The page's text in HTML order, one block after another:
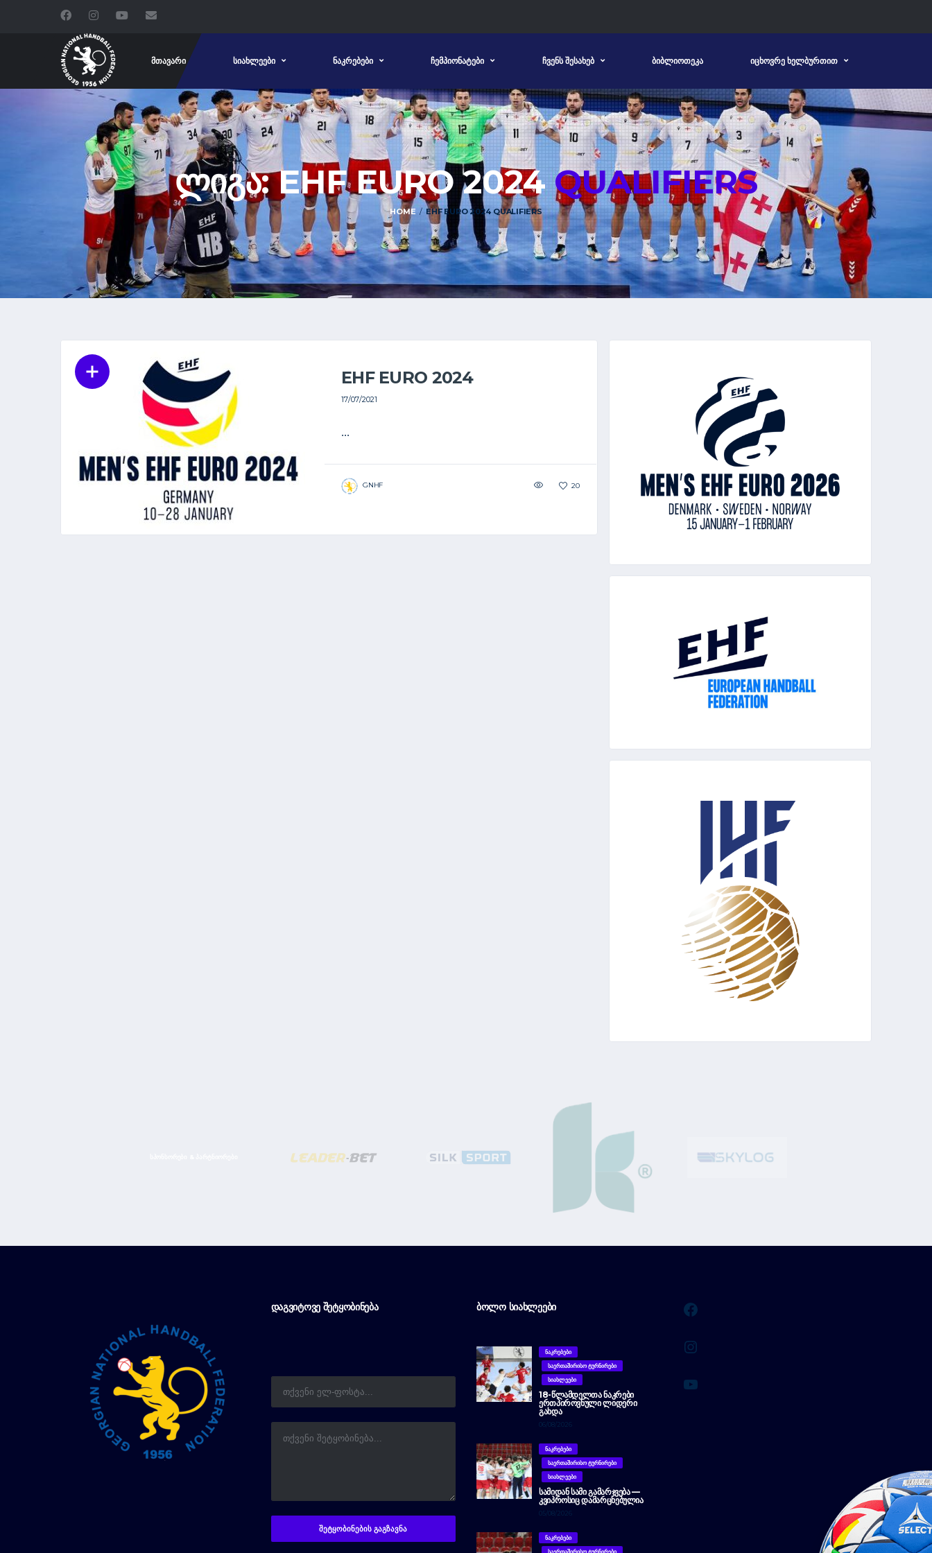
ᲛᲗᲐᲕᲐᲠᲘ ᲡᲘᲐᲮᲚᲔᲔᲑᲘ ᲜᲐᲙᲠᲔᲑᲔᲑᲘ ᲩᲔᲛᲞᲘᲝᲜᲐᲢᲔᲑᲘ ᲩᲕᲔᲜᲡ ᲨᲔᲡᲐᲮᲔᲑ ᲑᲘᲑᲚᲘᲝᲗᲔᲙᲐ ᲘᲪᲮᲝᲕᲠᲔ ᲮᲔᲚᲑᲣᲠᲗᲘᲗ
ᲚᲘᲒᲐ: EHF EURO 2024QUALIFIERS
HOME EHF EURO 2024 QUALIFIERS
EHF EURO 2024
17/07/2021
...
GNHF 20
ᲓᲐᲒᲕᲘᲢᲝᲕᲔ ᲨᲔᲢᲧᲝᲑᲘᲜᲔᲑᲐ ᲑᲝᲚᲝ ᲡᲘᲐᲮᲚᲔᲔᲑᲘ
ᲜᲐᲙᲠᲔᲑᲔᲑᲘ
ᲡᲐᲔᲠᲗᲐᲨᲘᲠᲘᲡᲝ ᲢᲣᲠᲜᲘᲠᲔᲑᲘ
ᲡᲘᲐᲮᲚᲔᲔᲑᲘ
18-ᲬᲚᲐᲛᲓᲔᲚᲗᲐ ᲜᲐᲙᲠᲔᲑᲘ
ᲔᲠᲗᲞᲘᲠᲝᲕᲜᲣᲚᲘ ᲚᲘᲓᲔᲠᲘ
ᲒᲐᲮᲓᲐ
06/08/2026
ᲜᲐᲙᲠᲔᲑᲔᲑᲘ
ᲡᲐᲔᲠᲗᲐᲨᲘᲠᲘᲡᲝ ᲢᲣᲠᲜᲘᲠᲔᲑᲘ
ᲡᲘᲐᲮᲚᲔᲔᲑᲘ
ᲡᲐᲛᲘᲓᲐᲜ ᲡᲐᲛᲘ ᲒᲐᲛᲐᲠᲯᲕᲔᲑᲐ —
ᲙᲕᲘᲞᲠᲝᲡᲘᲪ ᲓᲐᲛᲐᲠᲪᲮᲔᲑᲣᲚᲘᲐ
05/08/2026
ᲜᲐᲙᲠᲔᲑᲔᲑᲘ
ᲡᲐᲔᲠᲗᲐᲨᲘᲠᲘᲡᲝ ᲢᲣᲠᲜᲘᲠᲔᲑᲘ
Facebook
Instagram
YouTube